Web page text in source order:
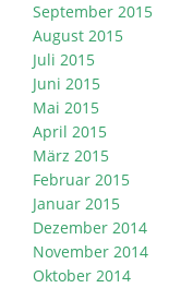
September 2015
August 2015
Juli 2015
Juni 2015
Mai 2015
April 2015
März 2015
Februar 2015
Januar 2015
Dezember 2014
November 2014
Oktober 2014